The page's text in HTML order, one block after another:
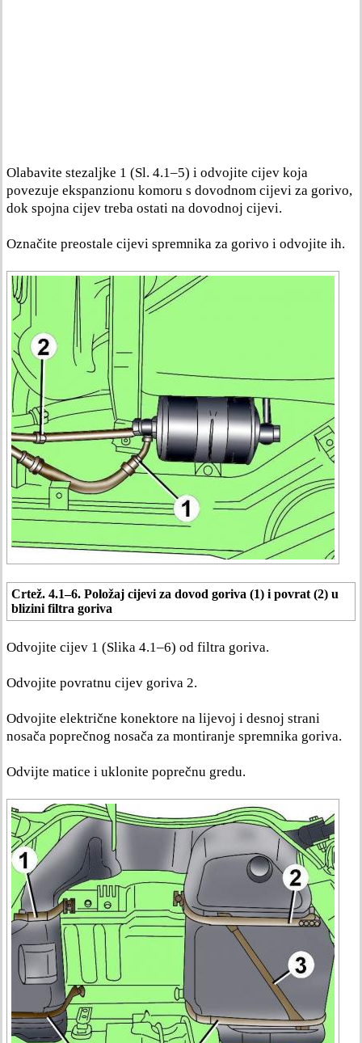
Olabavite stezaljke 1 (Sl. 4.1–5) i odvojite cijev koja
povezuje ekspanzionu komoru s dovodnom cijevi za gorivo,
dok spojna cijev treba ostati na dovodnoj cijevi.
Označite preostale cijevi spremnika za gorivo i odvojite ih.
Crtež. 4.1–6. Položaj cijevi za dovod goriva (1) i povrat (2) u
blizini filtra goriva
Odvojite cijev 1 (Slika 4.1–6) od filtra goriva.
Odvojite povratnu cijev goriva 2.
Odvojite električne konektore na lijevoj i desnoj strani
nosača poprečnog nosača za montiranje spremnika goriva.
Odvijte matice i uklonite poprečnu gredu.